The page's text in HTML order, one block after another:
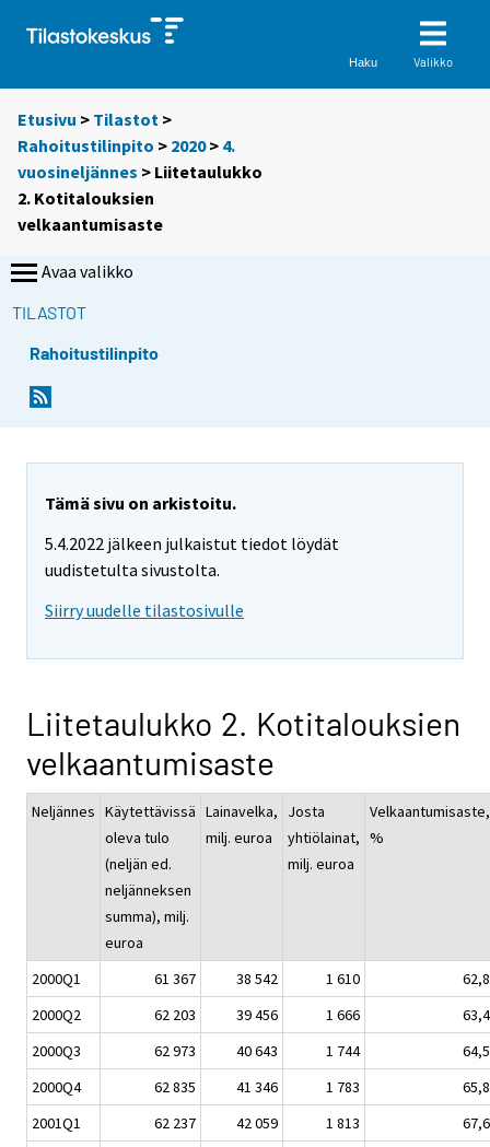
Haku Valikko
Etusivu > Tilastot >
Rahoitustilinpito > 2020> 4.
vuosineljännes > Liitetaulukko
2. Kotitalouksien
velkaantumisaste
Avaa valikko
TILASTOT
Rahoitustilinpito
Tämä sivu on arkistoitu.
5.4.2022 jälkeen julkaistut tiedot löydät
uudistetulta sivustolta.
Siirry uudelle tilastosivulle
Liitetaulukko 2. Kotitalouksien
velkaantumisaste
Neljännes Käytettävissä
oleva tulo
(neljän ed.
neljänneksen
summa), milj.
euroa
Lainavelka,
milj. euroa
Josta
yhtiölainat,
milj. euroa
Velkaantumisaste,
%
2000Q1 61 367 38 542 1 610
62,8
2000Q2
62 203 39 456 1 666
63,4
2000Q3
62 973 40 643 1 744
64,5
2000Q4
62 835 41 346 1 783
65,8
2001Q1
62 237 42 059 1 813
67,6